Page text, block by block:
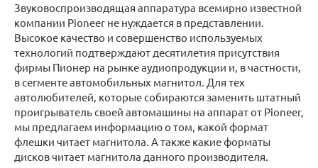
Звуковоспроизводящая аппаратура всемирно известной
компании Pioneer не нуждается в представлении.
Высокое качество и совершенство используемых
технологий подтверждают десятилетия присутствия
фирмы Пионер на рынке аудиопродукции и, в частности,
в сегменте автомобильных магнитол. Для тех
автолюбителей, которые собираются заменить штатный
проигрыватель своей автомашины на аппарат от Pioneer,
мы предлагаем информацию о том, какой формат
флешки читает магнитола. А также какие форматы
дисков читает магнитола данного производителя.